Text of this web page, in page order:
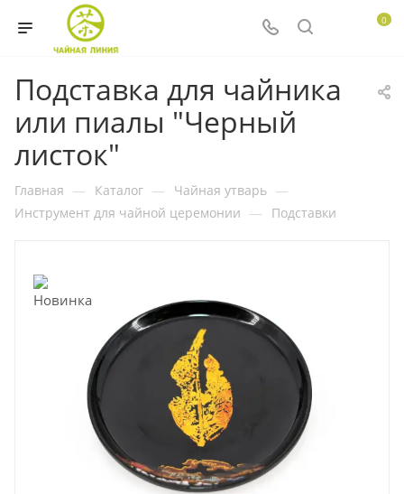
0
Подставка для чайника
или пиалы "Черный
листок"
Главная — Каталог — Чайная утварь —
Инструмент для чайной церемонии — Подставки